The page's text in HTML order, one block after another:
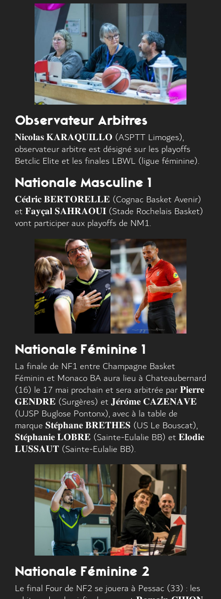
Observateur Arbitres
𝐍𝐢𝐜𝐨𝐥𝐚𝐬 𝐊𝐀𝐑𝐀𝐐𝐔𝐈𝐋𝐋𝐎 (ASPTT Limoges),
observateur arbitre est désigné sur les playoffs
Betclic Elite et les finales LBWL (ligue féminine).
Nationale Masculine 1
𝐂𝐞́𝐝𝐫𝐢𝐜 𝐁𝐄𝐑𝐓𝐎𝐑𝐄𝐋𝐋𝐄 (Cognac Basket Avenir)
et 𝐅𝐚𝐲𝐜̧𝐚𝐥 𝐒𝐀𝐇𝐑𝐀𝐎𝐔𝐈 (Stade Rochelais Basket)
vont participer aux playoffs de NM1.
Nationale Féminine 1
La finale de NF1 entre Champagne Basket
Féminin et Monaco BA aura lieu à Chateaubernard
(16) le 17 mai prochain et sera arbitrée par 𝐏𝐢𝐞𝐫𝐫𝐞
𝐆𝐄𝐍𝐃𝐑𝐄 (Surgères) et 𝐉𝐞́𝐫𝐨̂𝐦𝐞 𝐂𝐀𝐙𝐄𝐍𝐀𝐕𝐄
(UJSP Buglose Pontonx), avec à la table de
marque 𝐒𝐭𝐞́𝐩𝐡𝐚𝐧𝐞 𝐁𝐑𝐄𝐓𝐇𝐄𝐒 (US Le Bouscat),
𝐒𝐭𝐞́𝐩𝐡𝐚𝐧𝐢𝐞 𝐋𝐎𝐁𝐑𝐄 (Sainte-Eulalie BB) et 𝐄𝐥𝐨𝐝𝐢𝐞
𝐋𝐔𝐒𝐒𝐀𝐔𝐓 (Sainte-Eulalie BB).
Nationale Féminine 2
Le final Four de NF2 se jouera à Pessac (33) : les